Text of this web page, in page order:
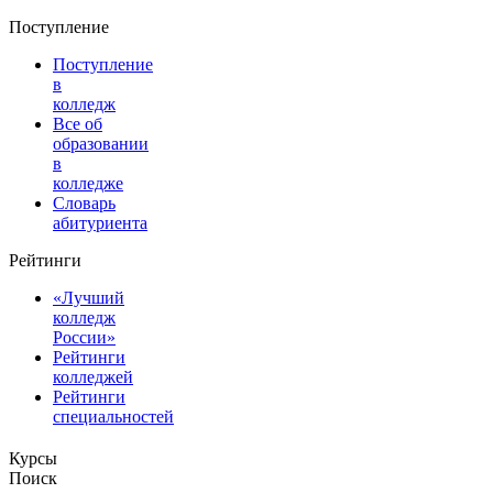
Поступление
Поступление
в
колледж
Все об
образовании
в
колледже
Словарь
абитуриента
Рейтинги
«Лучший
колледж
России»
Рейтинги
колледжей
Рейтинги
специальностей
Курсы
Поиск